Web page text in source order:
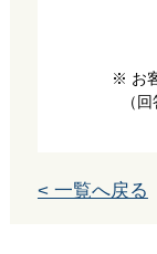
※ お
（
< 一覧へ戻る